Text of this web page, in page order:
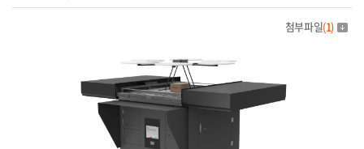
첨부파일(1)